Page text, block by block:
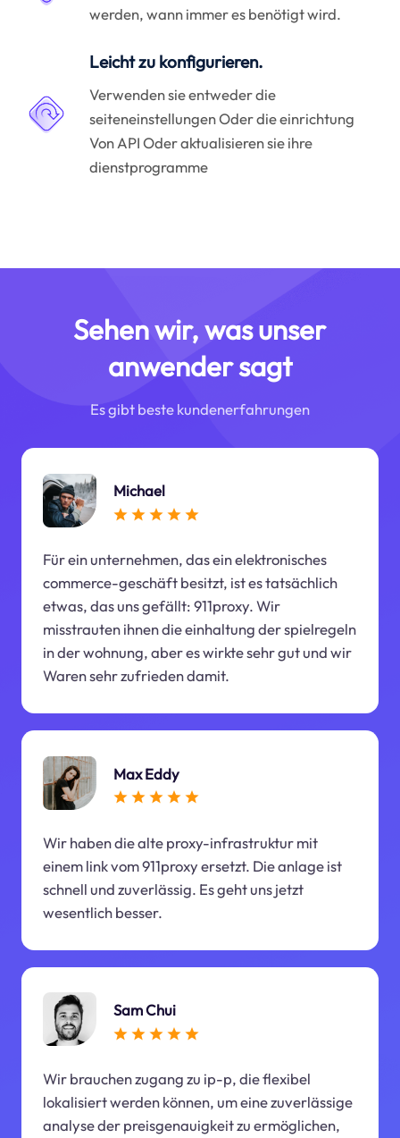
werden, wann immer es benötigt wird.
Leicht zu konfigurieren.
Verwenden sie entweder die
seiteneinstellungen Oder die einrichtung
Von API Oder aktualisieren sie ihre
dienstprogramme
Sehen wir, was unser
anwender sagt
Es gibt beste kundenerfahrungen
Michael
Für ein unternehmen, das ein elektronisches
commerce-geschäft besitzt, ist es tatsächlich
etwas, das uns gefällt: 911proxy. Wir
misstrauten ihnen die einhaltung der spielregeln
in der wohnung, aber es wirkte sehr gut und wir
Waren sehr zufrieden damit.
Max Eddy
Wir haben die alte proxy-infrastruktur mit
einem link vom 911proxy ersetzt. Die anlage ist
schnell und zuverlässig. Es geht uns jetzt
wesentlich besser.
Sam Chui
Wir brauchen zugang zu ip-p, die flexibel
lokalisiert werden können, um eine zuverlässige
analyse der preisgenauigkeit zu ermöglichen,